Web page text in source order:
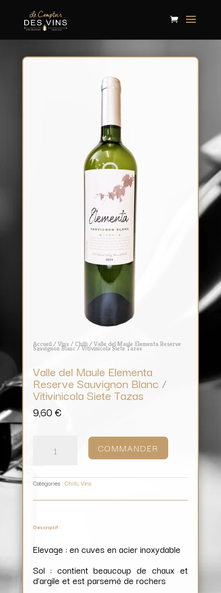
Accueil/Vins/ Chilli/ Valle del Maule Elementa Reserve
Sauvignon Blanc / Vitivinicola Siete Tazas
Valle del Maule Elementa
Reserve Sauvignon Blanc /
Vitivinicola Siete Tazas
9,60€
/
Vitivinicola
Siete
COMMANDER
Catégories : Chilli, Vins
Descriptif :
Elevage : en cuves en acier inoxydable
Sol : contient beaucoup de chaux et
d’argile et est parsemé de rochers